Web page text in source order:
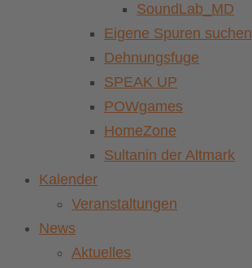
SoundLab_MD
Eigene Spuren suchen
Dehnungsfuge
SPEAK UP
POWgames
HomeZone
Sultanin der Altmark
Kalender
Veranstaltungen
News
Aktuelles